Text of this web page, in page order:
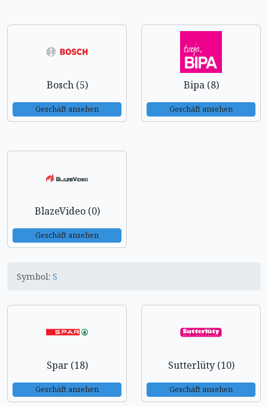
Bosch (5)
Geschäft ansehen
Bipa (8)
Geschäft ansehen
BlazeVideo (0)
Geschäft ansehen
Symbol: S
Spar (18)
Geschäft ansehen
Sutterlüty (10)
Geschäft ansehen